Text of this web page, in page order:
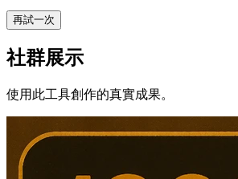
再試一次
社群展示
使用此工具創作的真實成果。